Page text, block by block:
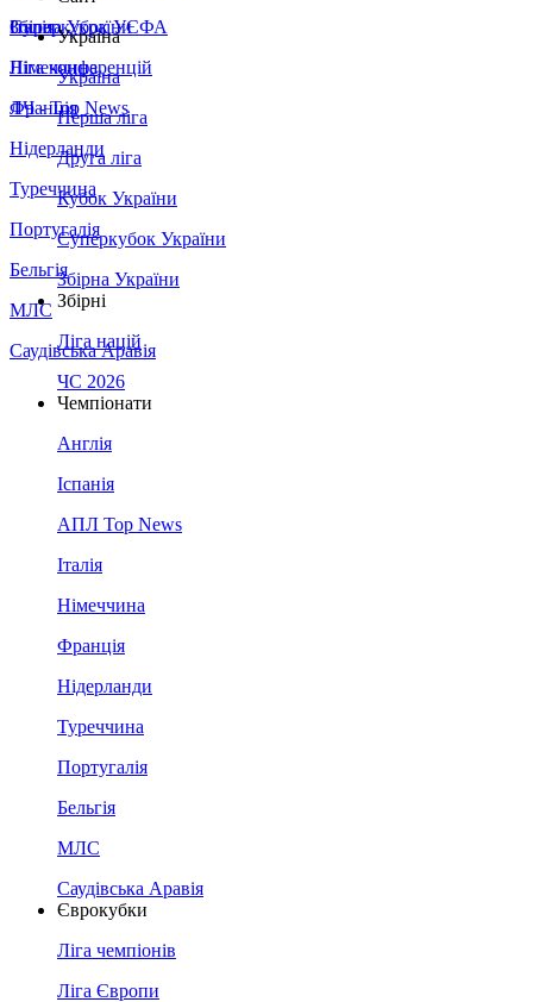
Збірна України
Італія
Німеччина
Франція
Нідерланди
Туреччина
Португалія
Бельгія
МЛС
Саудівська Аравія
Суперкубок УЄФА
Ліга конференцій
ЛЧ - Top News
Україна
Україна
Перша ліга
Друга ліга
Кубок України
Суперкубок України
Збірна України
Збірні
Ліга націй
ЧС 2026
Чемпіонати
Англія
Іспанія
АПЛ Top News
Італія
Німеччина
Франція
Нідерланди
Туреччина
Португалія
Бельгія
МЛС
Саудівська Аравія
Єврокубки
Ліга чемпіонів
Ліга Європи